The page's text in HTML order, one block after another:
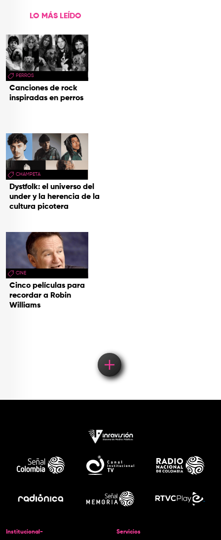
LO MÁS LEÍDO
PERROS
Canciones de rock
inspiradas en perros
CHAMPETA
Dystfolk: el universo del
under y la herencia de la
cultura picotera
CINE
Cinco películas para
recordar a Robin
Williams
Institucional-
Servicios